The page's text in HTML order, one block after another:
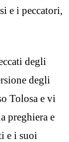
e i peccatori,
degli
degli
Tolosa e vi
preghiera e
e i suoi